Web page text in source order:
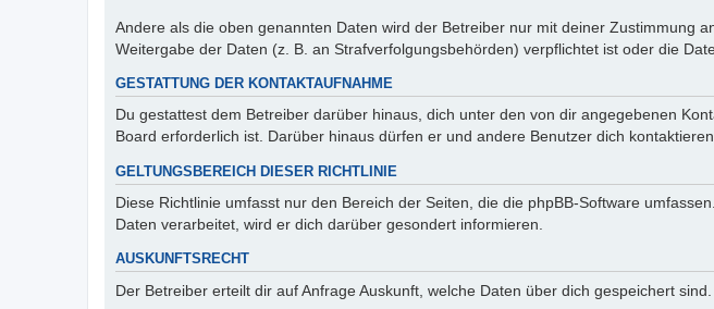
Andere als die oben genannten Daten wird der Betreiber nur mit deiner Zustimmung
Weitergabe der Daten (z. B. an Strafverfolgungsbehörden) verpflichtet ist oder die
GESTATTUNG DER KONTAKTAUFNAHME
Du gestattest dem Betreiber darüber hinaus, dich unter den von dir angegebenen
Board erforderlich ist. Darüber hinaus dürfen er und andere Benutzer dich
GELTUNGSBEREICH DIESER RICHTLINIE
Diese Richtlinie umfasst nur den Bereich der Seiten, die die phpBB-Software
Daten verarbeitet, wird er dich darüber gesondert informieren.
AUSKUNFTSRECHT
Der Betreiber erteilt dir auf Anfrage Auskunft, welche Daten über dich gespeichert sind.